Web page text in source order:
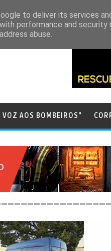
VOZ AOS BOMBEIROS"
to deliver its services
performance and
abuse.